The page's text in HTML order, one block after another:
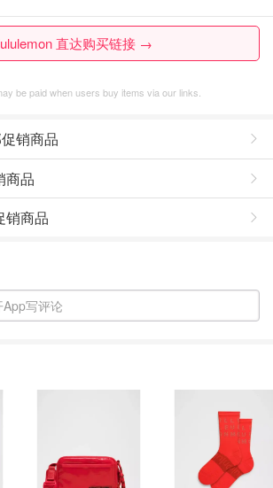
直达购买链接 →
be paid when users buy items via our links.
销商品
商品
销商品
写评论